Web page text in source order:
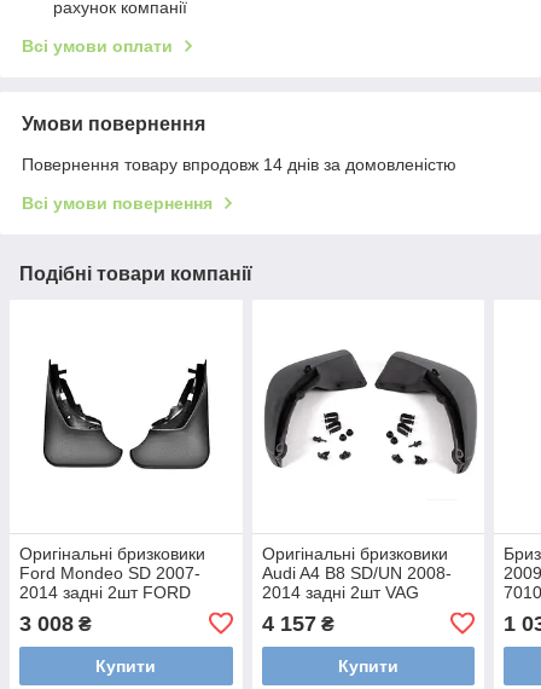
рахунок компанії
Всі умови оплати
Умови повернення
Повернення товару впродовж 14 днів за домовленістю
Всі умови повернення
Подібні товари компанії
Оригінальні бризковики
Ford Mondeo SD 2007-
2014 задні 2шт FORD
3 008 ₴
Купити
Оригінальні бризковики
Audi A4 B8 SD/UN 2008-
2014 задні 2шт VAG
4 157₴
Купити
1